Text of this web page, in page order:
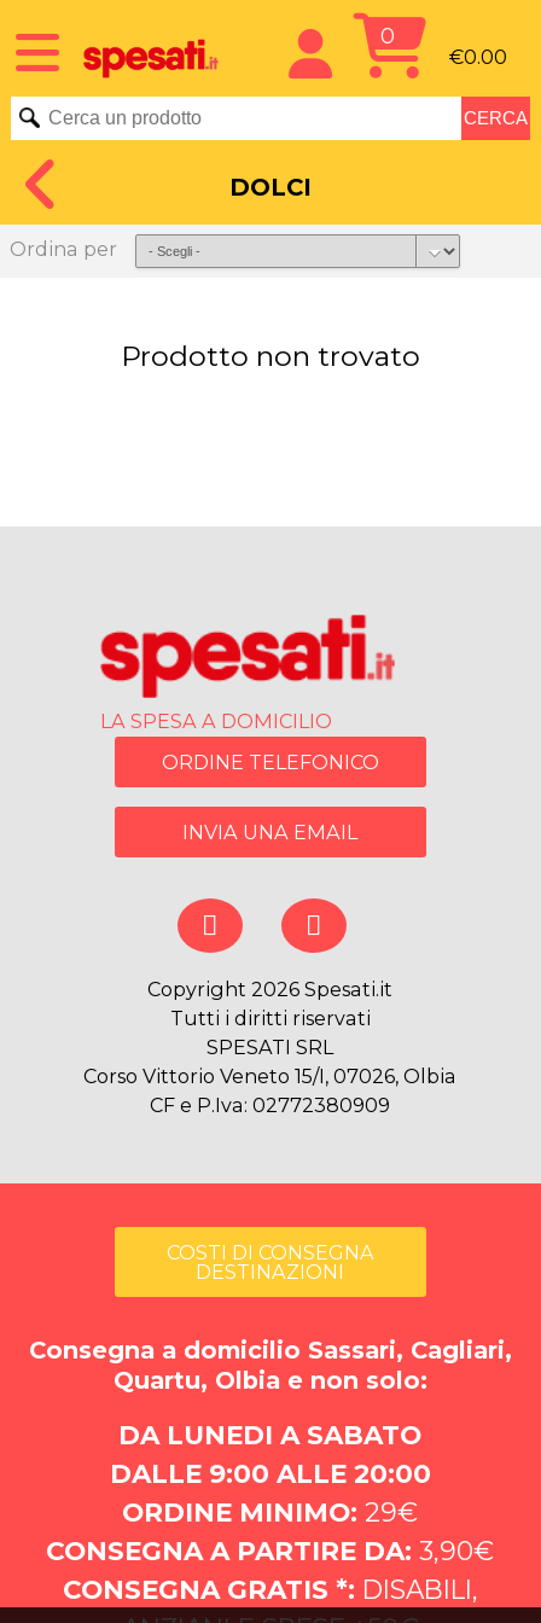
0
€0.00
DOLCI
Ordina per
Prodotto non trovato
LA SPESA A DOMICILIO
ORDINE TELEFONICO
INVIA UNA EMAIL
Copyright 2026 Spesati.it
Tutti i diritti riservati
SPESATI SRL
Corso Vittorio Veneto 15/I, 07026, Olbia
CF e P.Iva: 02772380909
COSTI DI CONSEGNA
DESTINAZIONI
Consegna a domicilio Sassari, Cagliari,
Quartu, Olbia e non solo:
DA LUNEDI A SABATO
DALLE 9:00 ALLE 20:00
ORDINE MINIMO: 29€
CONSEGNA A PARTIRE DA: 3,90€
CONSEGNA GRATIS *: DISABILI,